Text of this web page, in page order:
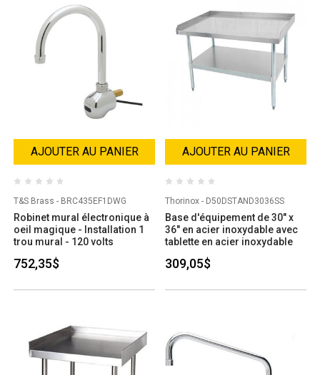
AJOUTER AU PANIER
T&S Brass - BRC435EF1DWG
Robinet mural électronique à
oeil magique - Installation 1
trou mural - 120 volts
752,35$
AJOUTER AU PANIER
Thorinox - D50DSTAND3036SS
Base d'équipement de 30" x
36" en acier inoxydable avec
tablette en acier inoxydable
309,05$